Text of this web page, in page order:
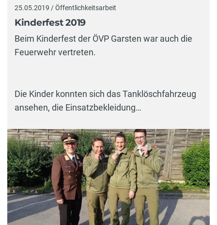
25.05.2019 / Öffentlichkeitsarbeit
Kinderfest 2019
Beim Kinderfest der ÖVP Garsten war auch die
Feuerwehr vertreten.
Die Kinder konnten sich das Tanklöschfahrzeug
ansehen, die Einsatzbekleidung…